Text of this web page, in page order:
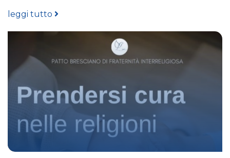
leggi tutto